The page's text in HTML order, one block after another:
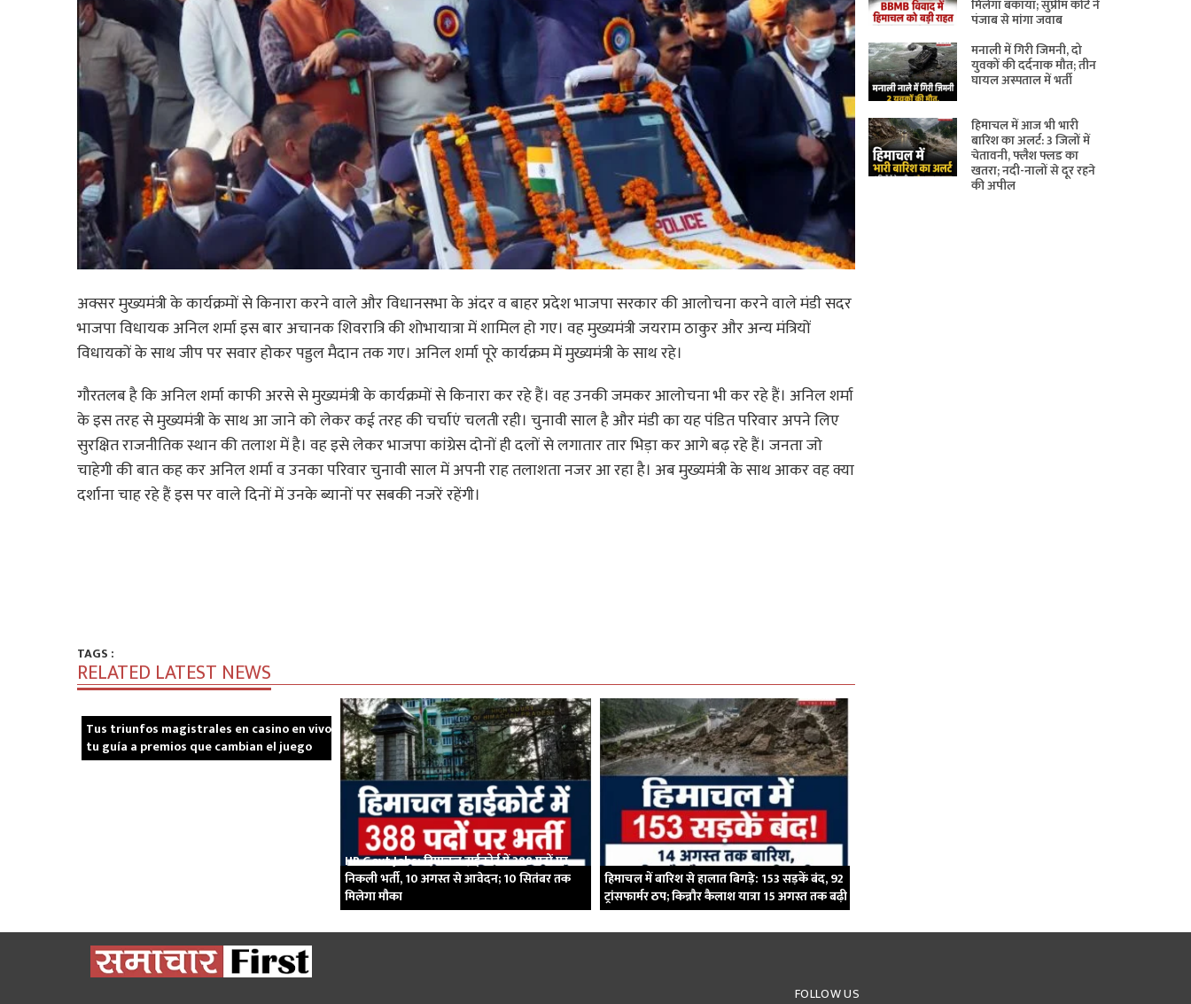
अक्सर मुख्यमंत्री के कार्यक्रमों से किनारा करने वाले और विधानसभा के अंदर व बाहर प्रदेश भाजपा सरकार की आलोचना करने वाले मंडी सदर
भाजपा विधायक अनिल शर्मा इस बार अचानक शिवरात्रि की शोभायात्रा में शामिल हो गए। वह मुख्यमंत्री जयराम ठाकुर और अन्य मंत्रियों
विधायकों के साथ जीप पर सवार होकर पड्डल मैदान तक गए। अनिल शर्मा पूरे कार्यक्रम में मुख्यमंत्री के साथ रहे।
गौरतलब है कि अनिल शर्मा काफी अरसे से मुख्यमंत्री के कार्यक्रमों से किनारा कर रहे हैं। वह उनकी जमकर आलोचना भी कर रहे हैं। अनिल शर्मा
के इस तरह से मुख्यमंत्री के साथ आ जाने को लेकर कई तरह की चर्चाएं चलती रही। चुनावी साल है और मंडी का यह पंडित परिवार अपने लिए
सुरक्षित राजनीतिक स्थान की तलाश में है। वह इसे लेकर भाजपा कांग्रेस दोनों ही दलों से लगातार तार भिड़ा कर आगे बढ़ रहे हैं। जनता जो
चाहेगी की बात कह कर अनिल शर्मा व उनका परिवार चुनावी साल में अपनी राह तलाशता नजर आ रहा है। अब मुख्यमंत्री के साथ आकर वह क्या
दर्शाना चाह रहे हैं इस पर वाले दिनों में उनके ब्यानों पर सबकी नजरें रहेंगी।
TAGS :
RELATED LATEST NEWS
Tus triunfos magistrales en casino en vivo
tu guía a premios que cambian el juego
HP Govt Jobs: हिमाचल हाईकोर्ट में 388 पदों पर
निकली भर्ती, 10 अगस्त से आवेदन; 10 सितंबर तक
मिलेगा मौका
हिमाचल में बारिश से हालात बिगड़े: 153 सड़कें बंद, 92
ट्रांसफार्मर ठप; किन्नौर कैलाश यात्रा 15 अगस्त तक बढ़ी
मिलेगा बकाया; सुप्रीम कोर्ट ने
पंजाब से मांगा जवाब
मनाली में गिरी जिमनी, दो
युवकों की दर्दनाक मौत; तीन
घायल अस्पताल में भर्ती
हिमाचल में आज भी भारी
बारिश का अलर्ट: 3 जिलों में
चेतावनी, फ्लैश फ्लड का
खतरा; नदी-नालों से दूर रहने
की अपील
FOLLOW US